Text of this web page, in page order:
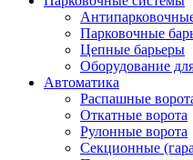
Парковочные
Цепные барьеры
Оборудование
Автоматика
Распашные
Откатные ворота
Рулонные ворота
Секционные